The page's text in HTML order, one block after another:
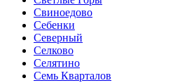
Свиноедово
Себенки
Северный
Селково
Селятино
Семь Кварталов